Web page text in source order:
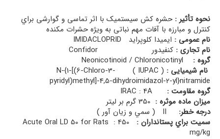
نحوه تأثیر : حشره کش سیستمیک با اثر تماسی و گوارشی براي
کنترل و مبارزه با آفات مهم نباتی به ویژه حشرات مکنده
نام عمومی : ایمیدا کلوپراید IMIDACLOPRID
نام تجاری : کنفیدور Confidor
گروه :
نام شیمیایی :
( IUPAC ) N-{1-[(6-Chloro-3-
pyridyl)methyl]-4,5-dihydroimidazol-2-yl}nitramide
گروه مقاومت :
میزان ماده موثره :
درجه خطر:
سميت براي پستانداران :
Acute Oral LD 50 for Rats : 450
mg/kg